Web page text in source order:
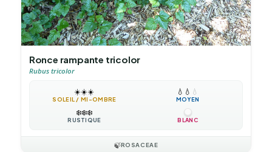
Ronce rampante tricolor
Rubus tricolor
☀️☀️☀️
SOLEIL / MI-OMBRE
💧 💧 💧
MOYEN
❄️❄️❄️
RUSTIQUE BLANC
🍃ROSACEAE